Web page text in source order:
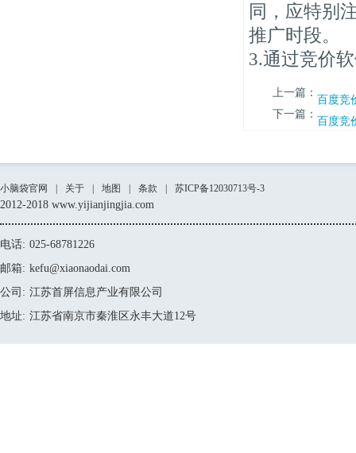
同，应特别
推广时段。
3.通过竞价
上一篇： 百度竞
下一篇： 百度竞
小脑袋官网 关于 地图 条款 苏ICP备12030713号-3
2012-2018 www.yijianjingjia.com
电话: 025-68781226
邮箱: kefu@xiaonaodai.com
公司: 江苏首屏信息产业有限公司
地址: 江苏省南京市秦淮区永丰大道12号